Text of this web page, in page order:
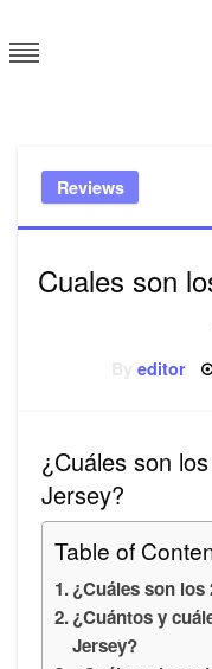
to
content
Reviews
Cuales son
editor
¿Cuáles son
Jersey?
Table of
¿Cuáles son los
¿Cuántos y
Jersey?